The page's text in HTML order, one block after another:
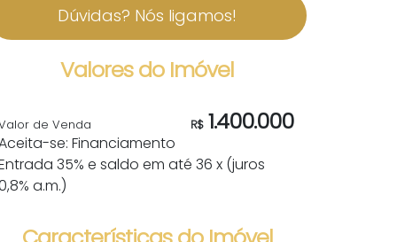
Dúvidas? Nós ligamos!
Valores do Imóvel
R$1.400.000
de Venda
se: Financiamento
35% e saldo em até 36 x (juros
a.m.)